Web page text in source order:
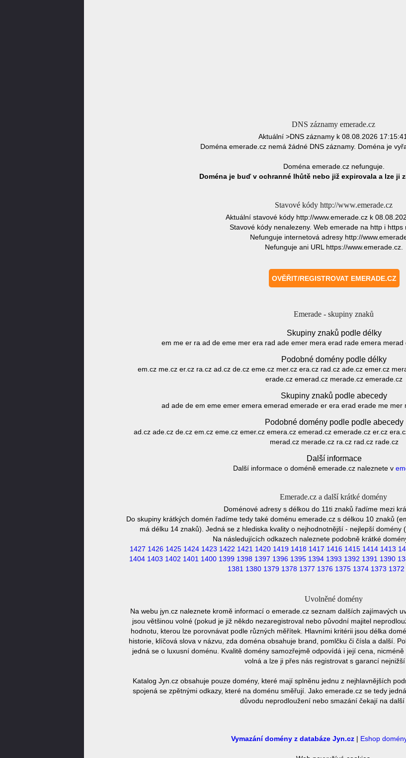
DNS záznamy emerade.cz
Aktuální >DNS záznamy k 08.08.2026
Doména emerade.cz nemá žádné DNS záznamy. Doména je
Doména emerade.cz nefunguje.
Doména je buď v ochranné lhůtě nebo již expirovala a lze ji
Stavové kódy http://www.emerade.cz
Aktuální stavové kódy http://www.emerade.cz k
Stavové kódy nenalezeny. Web emerade na http i https
Nefunguje internetová adresy http://
Nefunguje ani URL https://www.emerade.cz.
Emerade - skupiny znaků
Skupiny znaků podle délky
em me er ra ad de eme mer era rad ade emer mera erad rade emera
Podobné domény podle délky
em.cz me.cz er.cz ra.cz ad.cz de.cz eme.cz mer.cz era.cz rad.cz ade.cz emer.cz
erade.cz emerad.cz merade.cz emerade.cz
Skupiny znaků podle abecedy
ad ade de em eme emer emera emerad emerade er era erad erade me
Podobné domény podle podle abecedy
ad.cz ade.cz de.cz em.cz eme.cz emer.cz emera.cz emerad.cz emerade.cz er.cz
merad.cz merade.cz ra.cz rad.cz rade.cz
Další informace
Další informace o doméně emerade.cz naleznete v
Emerade.cz a další krátké domény
Doménové adresy s délkou do 11ti znaků řadíme mezi
Do skupiny krátkých domén řadíme tedy také doménu emerade.cz s délkou 10 znaků
má délku 14 znaků). Jedná se z hlediska kvality o nejhodnotnější - nejlepší domény
Na následujících odkazech naleznete podobně krátké
1427 1426 1425 1424 1423 1422 1421 1420 1419 1418 1417 1416 1415 1414 1413
1404 1403 1402 1401 1400 1399 1398 1397 1396 1395 1394 1393 1392 1391 1390
1381 1380 1379 1378 1377 1376 1375 1374 1373 1372
Uvolněné domény
Na webu jyn.cz naleznete kromě informací o emerade.cz seznam dalších zajímavých
jsou většinou volné (pokud je již někdo nezaregistroval nebo původní majitel
hodnotu, kterou lze porovnávat podle různých měřítek. Hlavními kritérii jsou délka
historie, klíčová slova v názvu, zda doména obsahuje brand, pomlčku či čísla a další.
jedná se o luxusní doménu. Kvalitě domény samozřejmě odpovídá i její cena,
volná a lze ji přes nás registrovat s garancí nejnižší
Katalog Jyn.cz obsahuje pouze domény, které mají splněnu jednu z nejhlavnějších
spojená se zpětnými odkazy, které na doménu směřují. Jako emerade.cz se tedy
důvodu neprodloužení nebo smazání čekají na další
Vymazání domény z databáze Jyn.cz| Eshop